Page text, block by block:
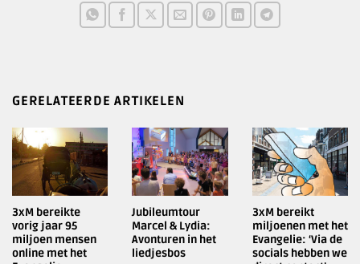
GERELATEERDE ARTIKELEN
3xM bereikte
vorig jaar 95
miljoen mensen
online met het
Jubileumtour
Marcel & Lydia:
Avonturen in het
liedjesbos
3xM bereikt
miljoenen met het
Evangelie: ‘Via de
socials hebben we